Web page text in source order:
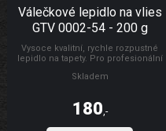
Válečkové lepidlo na vlies
GTV 0002-54 - 200 g
Vysoce kvalitní, rychle rozpustné
lepidlo na tapety. Pro profesionální
vliesových, textilních a tkaninových
Skladem
180,-